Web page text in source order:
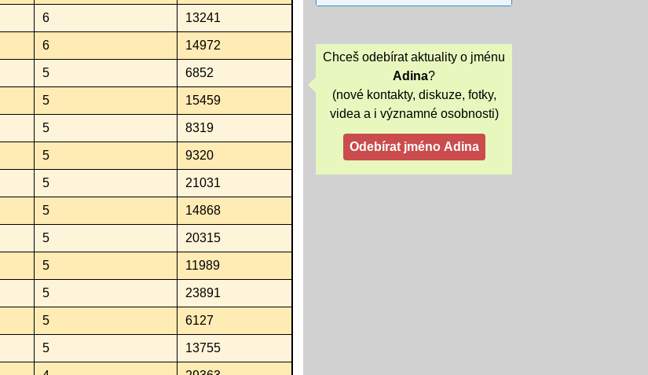
6 13241
6 14972
5 6852
5 15459
5 8319
5 9320
5 21031
5 14868
5 20315
5 11989
5 23891
5 6127
5 13755
Chceš odebírat aktuality o jménu
Adina?
(nové kontakty, diskuze, fotky,
videa a i významné osobnosti)